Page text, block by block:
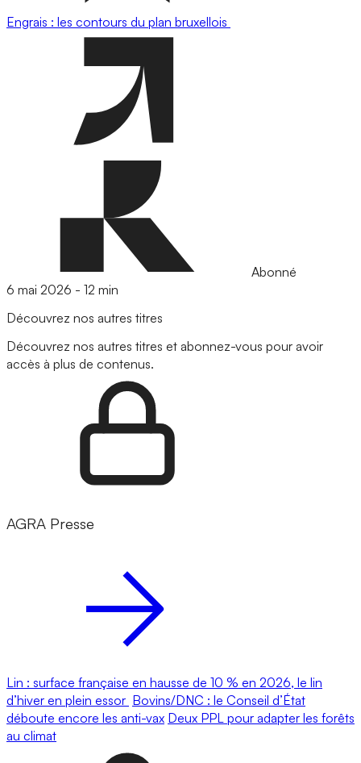
Engrais : les contours du plan bruxellois
Abonné
6 mai 2026 - 12 min
Découvrez nos autres titres
Découvrez nos autres titres et abonnez-vous pour avoir
accès à plus de contenus.
AGRA Presse
Lin : surface française en hausse de 10 % en 2026, le lin
d’hiver en plein essor Bovins/DNC : le Conseil d’État
déboute encore les anti-vax Deux PPL pour adapter les forêts
au climat